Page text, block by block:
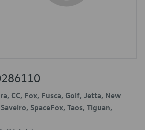
CC, Fox, Fusca, Golf, Jetta, New
SpaceFox, Taos, Tiguan,